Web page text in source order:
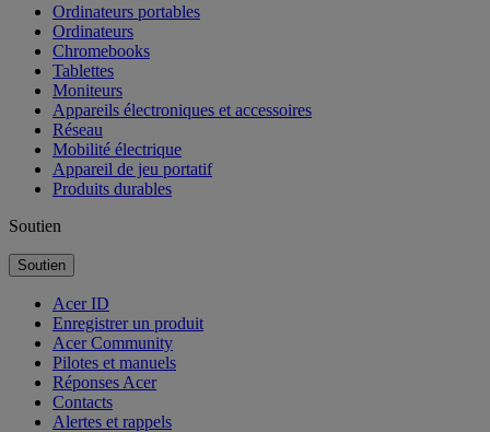
Ordinateurs portables
Ordinateurs
Chromebooks
Tablettes
Moniteurs
Appareils électroniques et accessoires
Réseau
Mobilité électrique
Appareil de jeu portatif
Produits durables
Soutien
Soutien
Acer ID
Enregistrer un produit
Acer Community
Pilotes et manuels
Réponses Acer
Contacts
Alertes et rappels